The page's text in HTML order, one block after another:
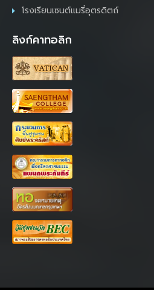
โรงเรียนเซนต์แมรี่อุตรดิตถ์
ลิงก์คาทอลิก